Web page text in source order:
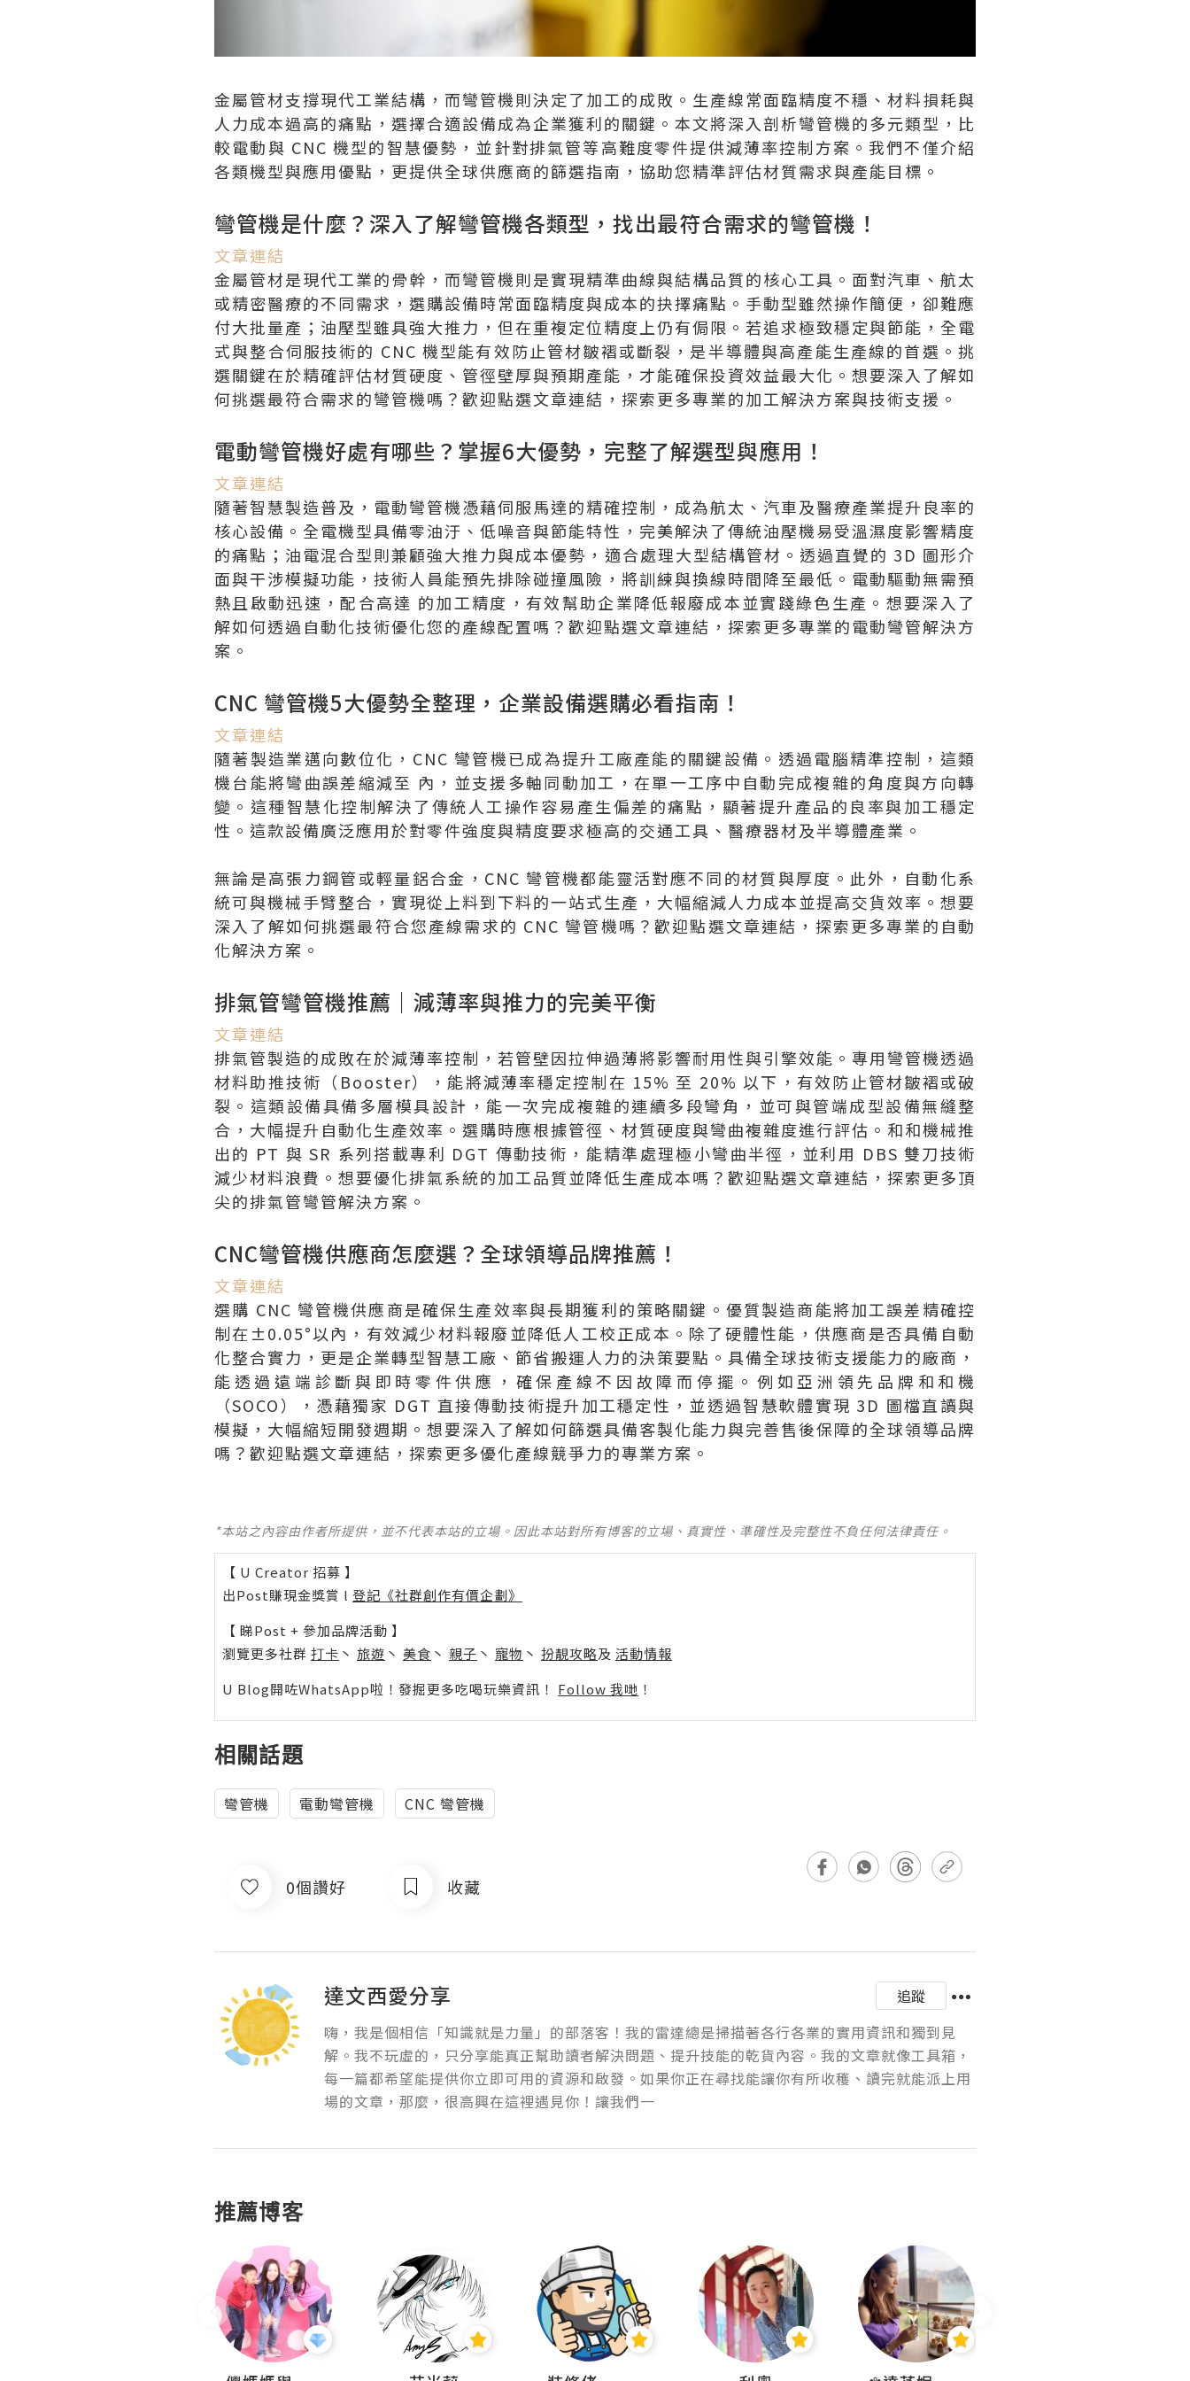
金屬管材支撐現代工業結構，而彎管機則決定了加工的成敗。生產線常面臨精度不穩、材料損耗與
人力成本過高的痛點，選擇合適設備成為企業獲利的關鍵。本文將深入剖析彎管機的多元類型，比
較電動與 CNC 機型的智慧優勢，並針對排氣管等高難度零件提供減薄率控制方案。我們不僅介紹
各類機型與應用優點，更提供全球供應商的篩選指南，協助您精準評估材質需求與產能目標。
彎管機是什麼？深入了解彎管機各類型，找出最符合需求的彎管機！
文章連結
金屬管材是現代工業的骨幹，而彎管機則是實現精準曲線與結構品質的核心工具。面對汽車、航太
或精密醫療的不同需求，選購設備時常面臨精度與成本的抉擇痛點。手動型雖然操作簡便，卻難應
付大批量產；油壓型雖具強大推力，但在重複定位精度上仍有侷限。若追求極致穩定與節能，全電
式與整合伺服技術的 CNC 機型能有效防止管材皺褶或斷裂，是半導體與高產能生產線的首選。挑
選關鍵在於精確評估材質硬度、管徑壁厚與預期產能，才能確保投資效益最大化。想要深入了解如
何挑選最符合需求的彎管機嗎？歡迎點選文章連結，探索更多專業的加工解決方案與技術支援。
電動彎管機好處有哪些？掌握6大優勢，完整了解選型與應用！
文章連結
隨著智慧製造普及，電動彎管機憑藉伺服馬達的精確控制，成為航太、汽車及醫療產業提升良率的
核心設備。全電機型具備零油汙、低噪音與節能特性，完美解決了傳統油壓機易受溫濕度影響精度
的痛點；油電混合型則兼顧強大推力與成本優勢，適合處理大型結構管材。透過直覺的 3D 圖形介
面與干涉模擬功能，技術人員能預先排除碰撞風險，將訓練與換線時間降至最低。電動驅動無需預
熱且啟動迅速，配合高達 的加工精度，有效幫助企業降低報廢成本並實踐綠色生產。想要深入了
解如何透過自動化技術優化您的產線配置嗎？歡迎點選文章連結，探索更多專業的電動彎管解決方
案。
CNC 彎管機5大優勢全整理，企業設備選購必看指南！
文章連結
隨著製造業邁向數位化，CNC 彎管機已成為提升工廠產能的關鍵設備。透過電腦精準控制，這類
機台能將彎曲誤差縮減至 內，並支援多軸同動加工，在單一工序中自動完成複雜的角度與方向轉
變。這種智慧化控制解決了傳統人工操作容易產生偏差的痛點，顯著提升產品的良率與加工穩定
性。這款設備廣泛應用於對零件強度與精度要求極高的交通工具、醫療器材及半導體產業。
無論是高張力鋼管或輕量鋁合金，CNC 彎管機都能靈活對應不同的材質與厚度。此外，自動化系
統可與機械手臂整合，實現從上料到下料的一站式生產，大幅縮減人力成本並提高交貨效率。想要
深入了解如何挑選最符合您產線需求的 CNC 彎管機嗎？歡迎點選文章連結，探索更多專業的自動
化解決方案。
排氣管彎管機推薦｜減薄率與推力的完美平衡
文章連結
排氣管製造的成敗在於減薄率控制，若管壁因拉伸過薄將影響耐用性與引擎效能。專用彎管機透過
材料助推技術（Booster），能將減薄率穩定控制在 15% 至 20% 以下，有效防止管材皺褶或破
裂。這類設備具備多層模具設計，能一次完成複雜的連續多段彎角，並可與管端成型設備無縫整
合，大幅提升自動化生產效率。選購時應根據管徑、材質硬度與彎曲複雜度進行評估。和和機械推
出的 PT 與 SR 系列搭載專利 DGT 傳動技術，能精準處理極小彎曲半徑，並利用 DBS 雙刀技術
減少材料浪費。想要優化排氣系統的加工品質並降低生產成本嗎？歡迎點選文章連結，探索更多頂
尖的排氣管彎管解決方案。
CNC彎管機供應商怎麼選？全球領導品牌推薦！
文章連結
選購 CNC 彎管機供應商是確保生產效率與長期獲利的策略關鍵。優質製造商能將加工誤差精確控
制在±0.05°以內，有效減少材料報廢並降低人工校正成本。除了硬體性能，供應商是否具備自動
化整合實力，更是企業轉型智慧工廠、節省搬運人力的決策要點。具備全球技術支援能力的廠商，
能透過遠端診斷與即時零件供應，確保產線不因故障而停擺。例如亞洲領先品牌和和機
（SOCO），憑藉獨家 DGT 直接傳動技術提升加工穩定性，並透過智慧軟體實現 3D 圖檔直讀與
模擬，大幅縮短開發週期。想要深入了解如何篩選具備客製化能力與完善售後保障的全球領導品牌
嗎？歡迎點選文章連結，探索更多優化產線競爭力的專業方案。
*本站之內容由作者所提供，並不代表本站的立場。因此本站對所有博客的立場、真實性、準確性及完整性不負任何法律責任。
【 U Creator 招募 】
出Post賺現金獎賞 l 登記《社群創作有價企劃》
【 睇Post + 參加品牌活動 】
瀏覽更多社群 打卡 丶 旅遊 丶 美食 丶 親子 丶 寵物 丶 扮靚攻略及 活動情報
U Blog開咗WhatsApp啦！發掘更多吃喝玩樂資訊！ Follow 我哋 ！
相關話題
彎管機 電動彎管機 CNC 彎管機
0個讚好 收藏
達文西愛分享
追蹤
嗨，我是個相信「知識就是力量」的部落客！我的雷達總是掃描著各行各業的實用資訊和獨到見
解。我不玩虛的，只分享能真正幫助讀者解決問題、提升技能的乾貨內容。我的文章就像工具箱，
每一篇都希望能提供你立即可用的資源和啟發。如果你正在尋找能讓你有所收穫、讀完就能派上用
場的文章，那麼，很高興在這裡遇見你！讓我們一
推薦博客